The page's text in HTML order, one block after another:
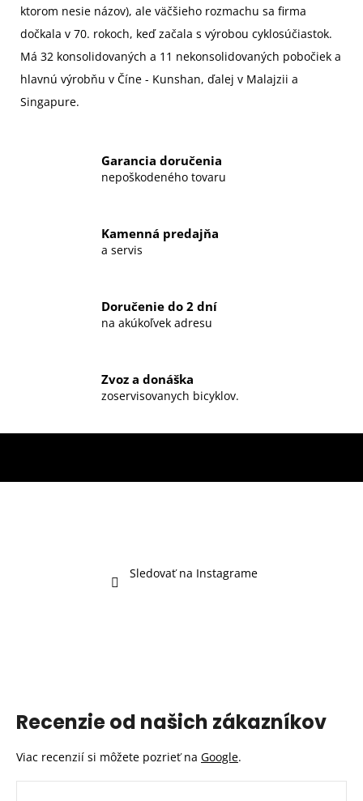
ktorom nesie názov), ale väčšieho rozmachu sa firma
dočkala v 70. rokoch, keď začala s výrobou cyklosúčiastok.
Má 32 konsolidovaných a 11 nekonsolidovaných pobočiek a
hlavnú výrobňu v Číne - Kunshan, ďalej v Malajzii a
Singapure.
Garancia doručenia
nepoškodeného tovaru
Kamenná predajňa
a servis
Doručenie do 2 dní
na akúkoľvek adresu
Zvoz a donáška
zoservisovanych bicyklov.
Sledovať na Instagrame
Recenzie od našich zákazníkov
Viac recenzií si môžete pozrieť na Google.